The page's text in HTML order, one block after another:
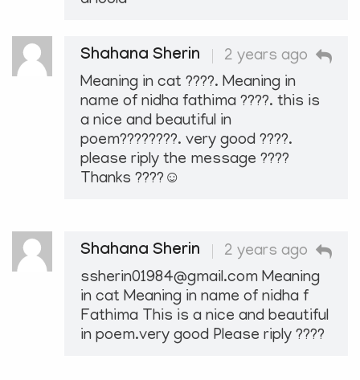
Shahana Sherin
2 years ago
Meaning in cat ????. Meaning in
name of nidha fathima ????. this is
a nice and beautiful in
poem????‍????. very good ????.
please riply the message ????
Thanks ????☺️
Shahana Sherin
2 years ago
ssherin01984@gmail.com Meaning
in cat Meaning in name of nidha f
Fathima This is a nice and beautiful
in poem.very good Please riply ????